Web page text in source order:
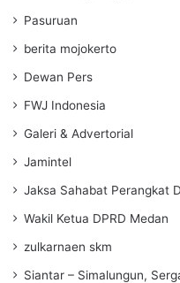
Pasuruan
berita mojokerto
Dewan Pers
FWJ Indonesia
Galeri & Advertorial
Jamintel
Jaksa Sahabat Perangkat
Wakil Ketua DPRD Medan
zulkarnaen skm
Siantar – Simalungun,